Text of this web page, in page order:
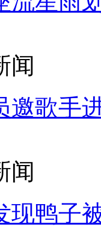
闻
邀歌手
闻
现鸭子